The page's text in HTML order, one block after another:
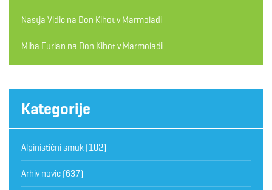
Nastja Vidic na Don Kihot v Marmoladi
Miha Furlan na Don Kihot v Marmoladi
Kategorije
Alpinistični smuk (102)
Arhiv novic (637)